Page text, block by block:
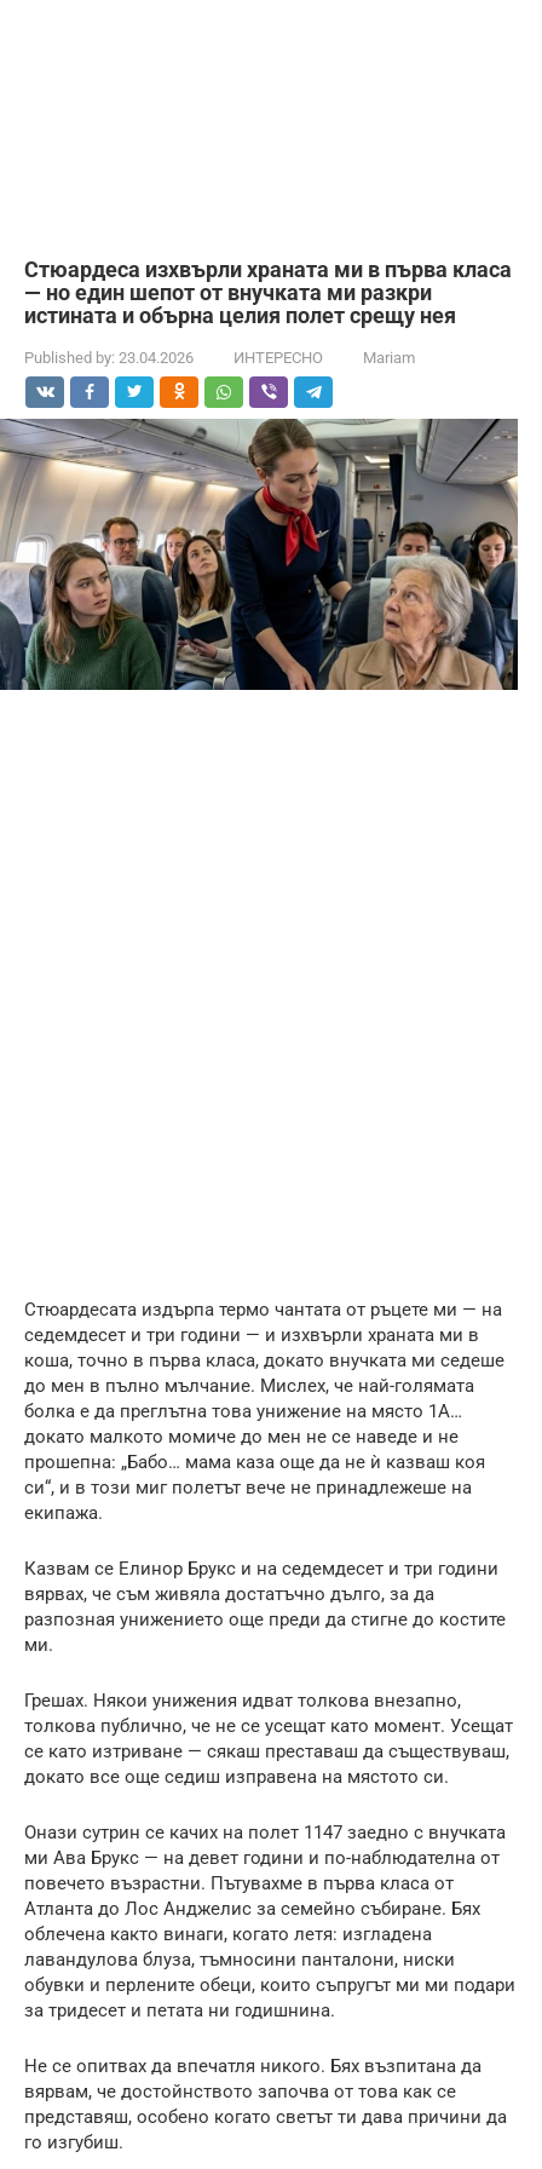
Стюардеса изхвърли храната ми в първа класа
— но един шепот от внучката ми разкри
истината и обърна целия полет срещу нея
Published by: 23.04.2026 ИНТЕРЕСНО Mariam
Стюардесата издърпа термо чантата от ръцете ми — на
седемдесет и три години — и изхвърли храната ми в
коша, точно в първа класа, докато внучката ми седеше
до мен в пълно мълчание. Мислех, че най-голямата
болка е да преглътна това унижение на място 1A…
докато малкото момиче до мен не се наведе и не
прошепна: „Бабо… мама каза още да не ѝ казваш коя
си“, и в този миг полетът вече не принадлежеше на
екипажа.
Казвам се Елинор Брукс и на седемдесет и три години
вярвах, че съм живяла достатъчно дълго, за да
разпозная унижението още преди да стигне до костите
ми.
Грешах. Някои унижения идват толкова внезапно,
толкова публично, че не се усещат като момент. Усещат
се като изтриване — сякаш преставаш да съществуваш,
докато все още седиш изправена на мястото си.
Онази сутрин се качих на полет 1147 заедно с внучката
ми Ава Брукс — на девет години и по-наблюдателна от
повечето възрастни. Пътувахме в първа класа от
Атланта до Лос Анджелис за семейно събиране. Бях
облечена както винаги, когато летя: изгладена
лавандулова блуза, тъмносини панталони, ниски
обувки и перлените обеци, които съпругът ми ми подари
за тридесет и петата ни годишнина.
Не се опитвах да впечатля никого. Бях възпитана да
вярвам, че достойнството започва от това как се
представяш, особено когато светът ти дава причини да
го изгубиш.